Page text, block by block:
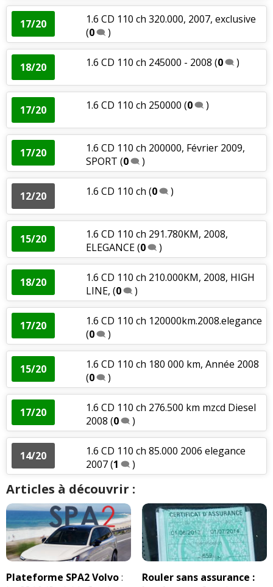
17/20
1.6 CD 110 ch 320.000, 2007, exclusive
(0 )
18/20 1.6 CD 110 ch 245000 - 2008 (0 )
17/20 1.6 CD 110 ch 250000 (0 )
17/20
1.6 CD 110 ch 200000, Février 2009,
SPORT (0 )
12/20 1.6 CD 110 ch (0 )
15/20
1.6 CD 110 ch 291.780KM, 2008,
ELEGANCE(0 )
18/20
1.6 CD 110 ch 210.000KM, 2008, HIGH
LINE, (0 )
17/20
1.6 CD 110 ch 120000km.2008.elegance
(0 )
15/20
1.6 CD 110 ch 180 000 km, Année 2008
(0 )
17/20
1.6 CD 110 ch 276.500 km mzcd Diesel
2008 (0 )
14/20
1.6 CD 110 ch 85.000 2006 elegance
2007(1 )
Articles à découvrir :
Plateforme SPA2 Volvo:
Rouler sans assurance :